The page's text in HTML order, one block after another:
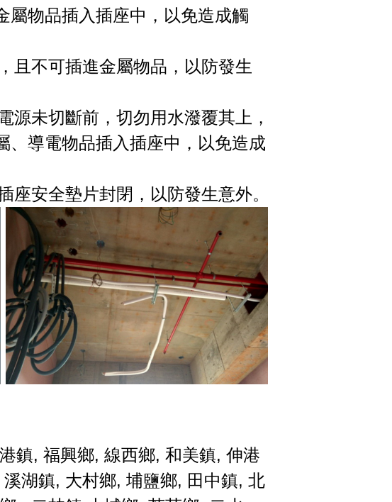
屬物品插入插座中，以免造成觸
且不可插進金屬物品，以防發生
源未切斷前，切勿用水潑覆其上，
、導電物品插入插座中，以免造成
座安全墊片封閉，以防發生意外。
鎮, 福興鄉, 線西鄉, 和美鎮, 伸港
溪湖鎮, 大村鄉, 埔鹽鄉, 田中鎮, 北